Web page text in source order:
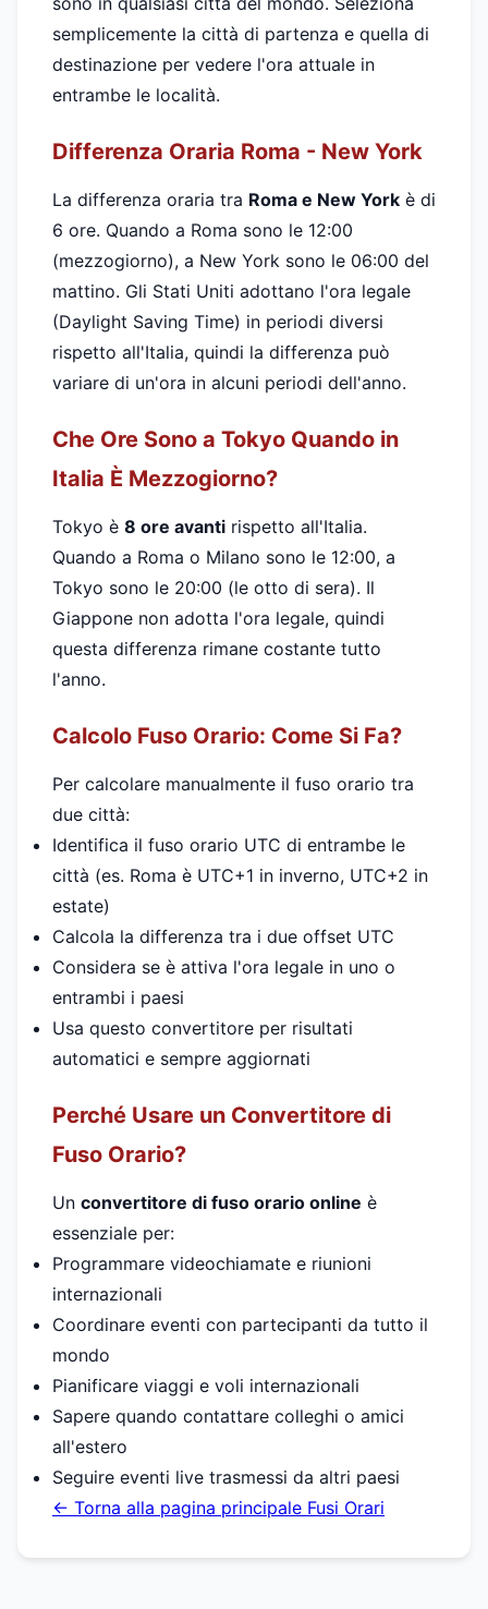
semplicemente la città di partenza e quella di
destinazione per vedere l'ora attuale in
entrambe le località.
Differenza Oraria Roma - New York
La differenza oraria tra Roma e New York è di
6 ore. Quando a Roma sono le 12:00
(mezzogiorno), a New York sono le 06:00 del
mattino. Gli Stati Uniti adottano l'ora legale
(Daylight Saving Time) in periodi diversi
rispetto all'Italia, quindi la differenza può
variare di un'ora in alcuni periodi dell'anno.
Che Ore Sono a Tokyo Quando in
Italia È Mezzogiorno?
Tokyo è 8 ore avanti rispetto all'Italia.
Quando a Roma o Milano sono le 12:00, a
Tokyo sono le 20:00 (le otto di sera). Il
Giappone non adotta l'ora legale, quindi
questa differenza rimane costante tutto
l'anno.
Calcolo Fuso Orario: Come Si Fa?
Per calcolare manualmente il fuso orario tra
due città:
Identifica il fuso orario UTC di entrambe le
città (es. Roma è UTC+1 in inverno, UTC+2 in
estate)
Calcola la differenza tra i due offset UTC
Considera se è attiva l'ora legale in uno o
entrambi i paesi
Usa questo convertitore per risultati
automatici e sempre aggiornati
Perché Usare un Convertitore di
Fuso Orario?
Un convertitore di fuso orario online è
essenziale per:
Programmare videochiamate e riunioni
internazionali
Coordinare eventi con partecipanti da tutto il
mondo
Pianificare viaggi e voli internazionali
Sapere quando contattare colleghi o amici
all'estero
Seguire eventi live trasmessi da altri paesi
← Torna alla pagina principale Fusi Orari